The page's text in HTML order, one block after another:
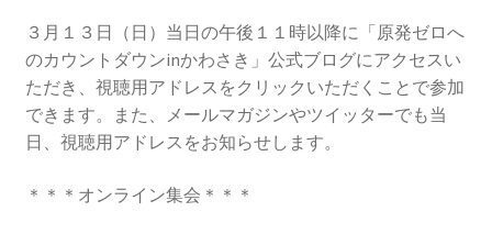
2024.3.10第13回原発ゼロへのカウントダウンinかわさ
き集会
2024.10.13 映画「決断」上映と講演会を開催
2025.3.23第14回原発ゼロへのカウントダウンinかわさ
３月１３日（日）当日の午後１１時以降に「原発ゼロへ
のカウントダウンinかわさき」公式ブログにアクセスい
ただき、視聴用アドレスをクリックいただくことで参加
できます。また、メールマガジンやツイッターでも当
日、視聴用アドレスをお知らせします。
＊＊＊オンライン集会＊＊＊